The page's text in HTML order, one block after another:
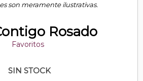
son meramente ilustrativas.
Rosado
Favoritos
SIN STOCK